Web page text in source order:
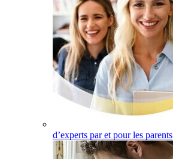
d’experts par et pour les parents